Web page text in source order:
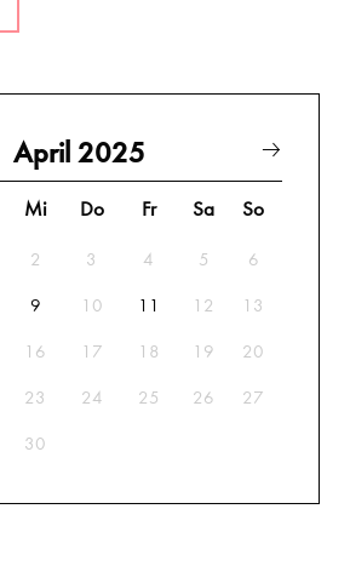
April 2025
Mi Do Fr Sa So
2 3 4 5 6
9 10 11 12 13
16 17 18 19 20
23 24 25 26 27
30